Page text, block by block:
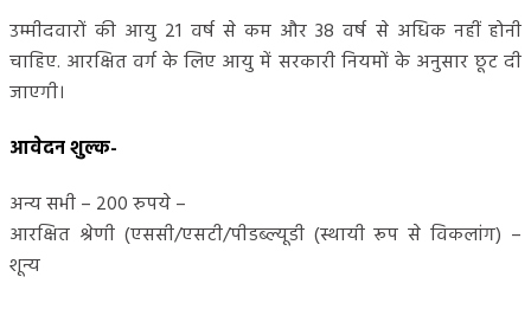
उम्मीदवारों की आयु 21 वर्ष से कम और 38 वर्ष से अधिक नहीं होनी
चाहिए. आरक्षित वर्ग के लिए आयु में सरकारी नियमों के अनुसार छूट दी
जाएगी।
आवेदन शुल्क-
अन्य सभी – 200 रुपये –
आरक्षित श्रेणी (एससी/एसटी/पीडब्ल्यूडी (स्थायी रूप से विकलांग) –
शून्य